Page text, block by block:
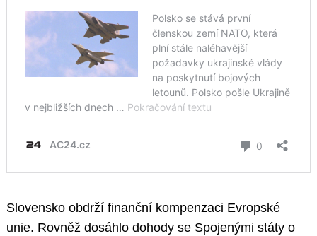
Slovensko obdrží finanční kompenzaci Evropské
unie. Rovněž dosáhlo dohody se Spojenými státy o